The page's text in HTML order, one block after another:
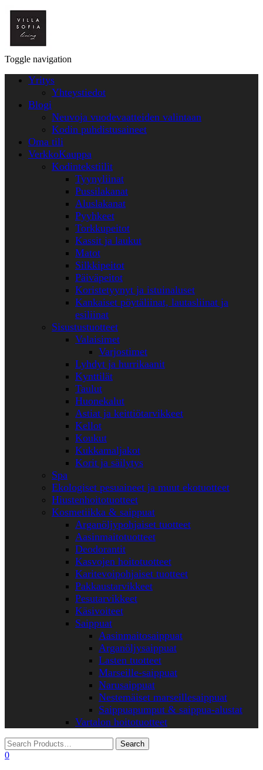
Toggle navigation
Yritys
Yhteystiedot
Blogi
Neuvoja vuodevaatteiden valintaan
Kodin puhdistusaineet
Oma tili
VerkkoKauppa
Kodintekstiilit
Tyynyliinat
Pussilakanat
Aluslakanat
Pyyhkeet
Torkkupeitot
Kassit ja laukut
Matot
Silkkipeitot
Päiväpeitot
Koristetyynyt ja istuinaluset
Kankaiset pöytäliinat, lautasliinat ja
esiliinat
Sisustustuotteet
Valaisimet
Varjostimet
Lyhdyt ja hurrikaanit
Kynttilät
Taulut
Huonekalut
Astiat ja keittiötarvikkeet
Kellot
Koukut
Kukkamaljakot
Korit ja säilytys
Spa
Ekologiset pesuaineet ja muut ekotuotteet
Hiustenhoitotuotteet
Kosmetiikka & saippuat
Arganöljypohjaiset tuotteet
Aasinmaitotuotteet
Deodorantit
Kasvojen hoitotuotteet
Karitevoipohjaiset tuotteet
Pakkaustarvikkeet
Pesutarvikkeet
Käsivoiteet
Saippuat
Aasinmaitosaippuat
Arganöljysaippuat
Lasten tuotteet
Marseille-saippuat
Narusaippuat
Nestemäiset marseillesaippuat
Saippuapumput & saippua-alustat
Vartalon hoitotuotteet
0